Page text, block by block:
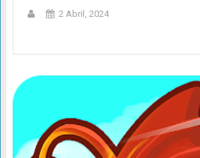
2 Abril, 2024